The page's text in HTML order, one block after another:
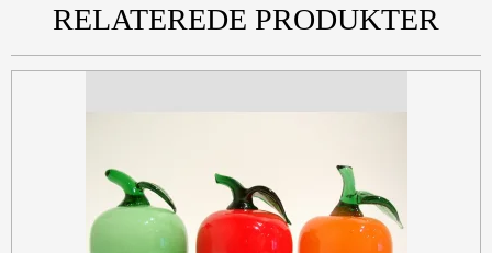
RELATEREDE PRODUKTER